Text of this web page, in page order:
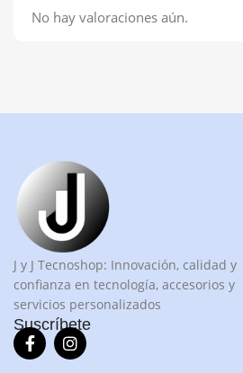
No hay valoraciones aún.
J y J Tecnoshop: Innovación, calidad y
confianza en tecnología, accesorios y
servicios personalizados
Suscríbete